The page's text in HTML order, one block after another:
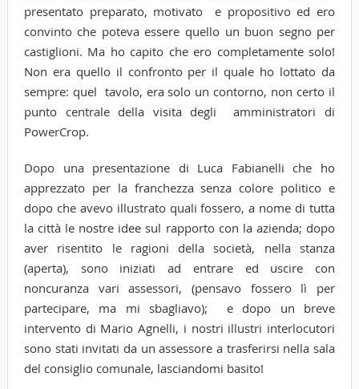
presentato preparato, motivato e propositivo ed ero
convinto che poteva essere quello un buon segno per
castiglioni. Ma ho capito che ero completamente solo!
Non era quello il confronto per il quale ho lottato da
sempre: quel tavolo, era solo un contorno, non certo il
punto centrale della visita degli amministratori di
PowerCrop.
Dopo una presentazione di Luca Fabianelli che ho
apprezzato per la franchezza senza colore politico e
dopo che avevo illustrato quali fossero, a nome di tutta
la città le nostre idee sul rapporto con la azienda; dopo
aver risentito le ragioni della società, nella stanza
(aperta), sono iniziati ad entrare ed uscire con
noncuranza vari assessori, (pensavo fossero lì per
partecipare, ma mi sbagliavo); e dopo un breve
intervento di Mario Agnelli, i nostri illustri interlocutori
sono stati invitati da un assessore a trasferirsi nella sala
del consiglio comunale, lasciandomi basito!